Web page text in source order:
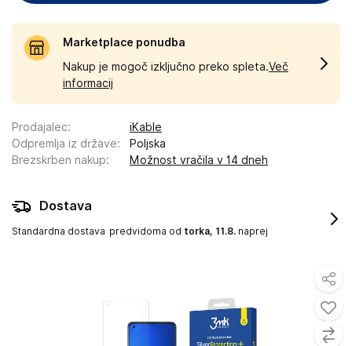
Marketplace ponudba
Nakup je mogoč izključno preko spleta.Več
informacij
Prodajalec:
iKable
Odpremlja iz države:
Poljska
Brezskrben nakup: Možnost vračila v 14 dneh
Dostava
Standardna dostava predvidoma od torka, 11.8. naprej